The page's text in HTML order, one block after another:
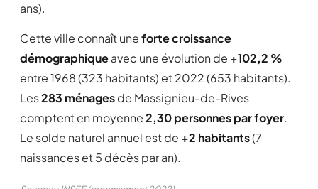
ans).
Cette ville connaît uneforte croissance
démographiqueavec une évolution de +102,2 %
entre 1968 (323 habitants) et 2022 (653 habitants).
Les283 ménagesde Massignieu-de-Rives
comptent en moyenne2,30 personnes par foyer.
Le solde naturel annuel est de +2 habitants(7
naissances et 5 décès par an).